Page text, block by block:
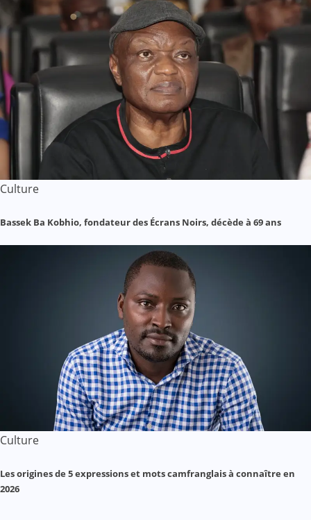
Culture
Bassek Ba Kobhio, fondateur des Écrans Noirs, décède à 69 ans
Culture
Les origines de 5 expressions et mots camfranglais à connaître en
2026